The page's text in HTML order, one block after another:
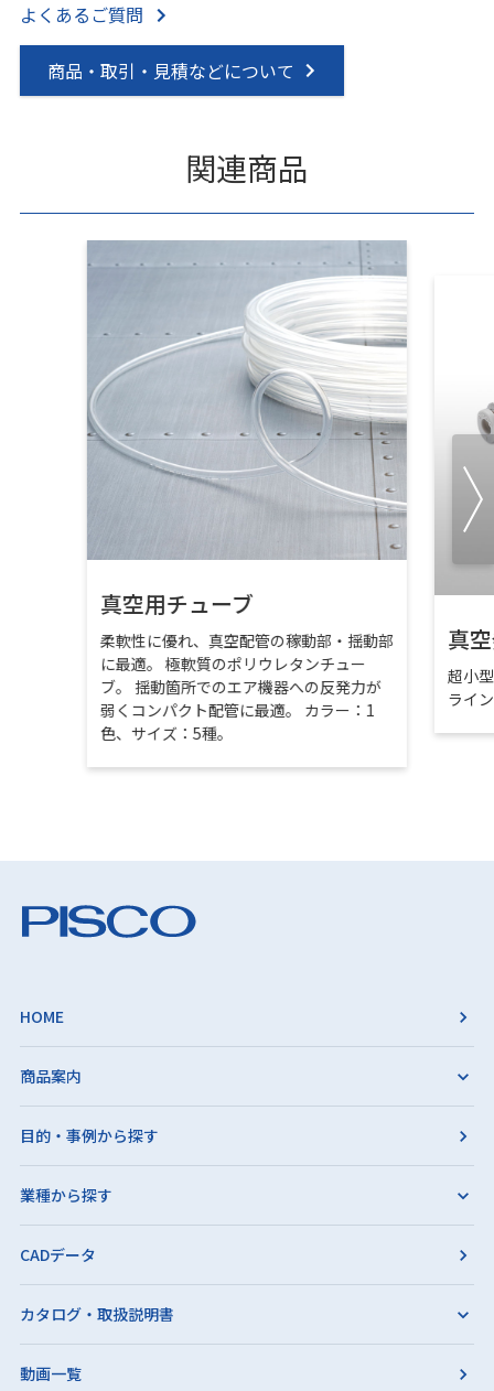
よくあるご質問
商品・取引・見積などについて
関連商品
真空用チューブ
柔軟性に優れ、真空配管の稼動部・揺動部
に最適。 極軟質のポリウレタンチュー
ブ。 揺動箇所でのエア機器への反発力が
弱くコンパクト配管に最適。 カラー：1
色、サイズ：5種。
真
超小
ライ
HOME
商品案内
目的・事例から探す
業種から探す
CADデータ
カタログ・取扱説明書
動画一覧